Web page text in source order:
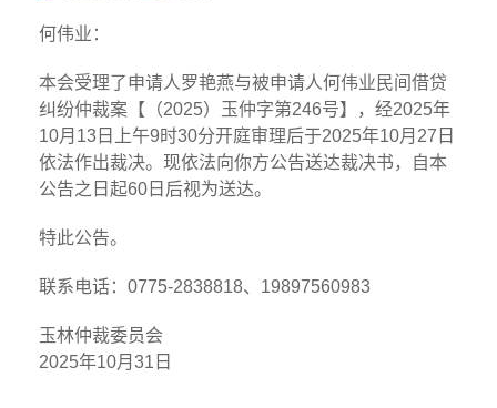
何伟业：
本会受理了申请人罗艳燕与被申请人何伟业民间借贷
纠纷仲裁案【（2025）玉仲字第246号】，经2025年
10月13日上午9时30分开庭审理后于2025年10月27日
依法作出裁决。现依法向你方公告送达裁决书，自本
公告之日起60日后视为送达。
特此公告。
联系电话：0775-2838818、19897560983
玉林仲裁委员会
2025年10月31日